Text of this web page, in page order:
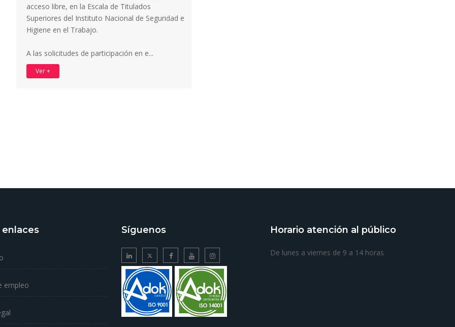
acceso libre, en la Escala de Titulados
Superiores del Instituto Nacional de Seguridad e
Higiene en el Trabajo.
A las solicitudes de participación en e...
Ver +
empleo
Síguenos Horario atención al público
De lunes a viernes de 9 a 14 horas